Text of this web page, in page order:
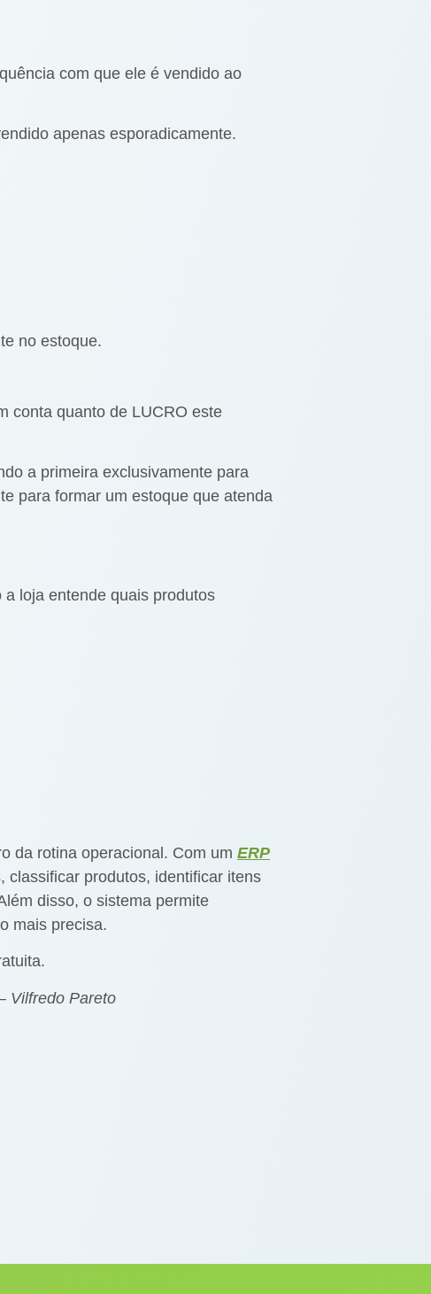
com que ele é vendido ao
apenas esporadicamente.
no estoque.
conta quanto de LUCRO este
a primeira exclusivamente para
para formar um estoque que atenda
loja entende quais produtos
da rotina operacional. Com um ERP
classificar produtos, identificar itens
disso, o sistema permite
mais precisa.
Vilfredo Pareto